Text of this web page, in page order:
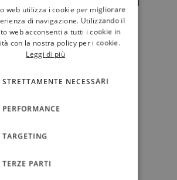
Sole 24 Ore punta sui
che, viste le difficoltà dei
Solfer…
web utilizza i cookie per migliorare
di navigazione. Utilizzando il
web acconsenti a tutti i cookie in
con la nostra policy per i cookie.
Leggi di più
STRETTAMENTE NECESSARI
PERFORMANCE
TARGETING
TERZE PARTI